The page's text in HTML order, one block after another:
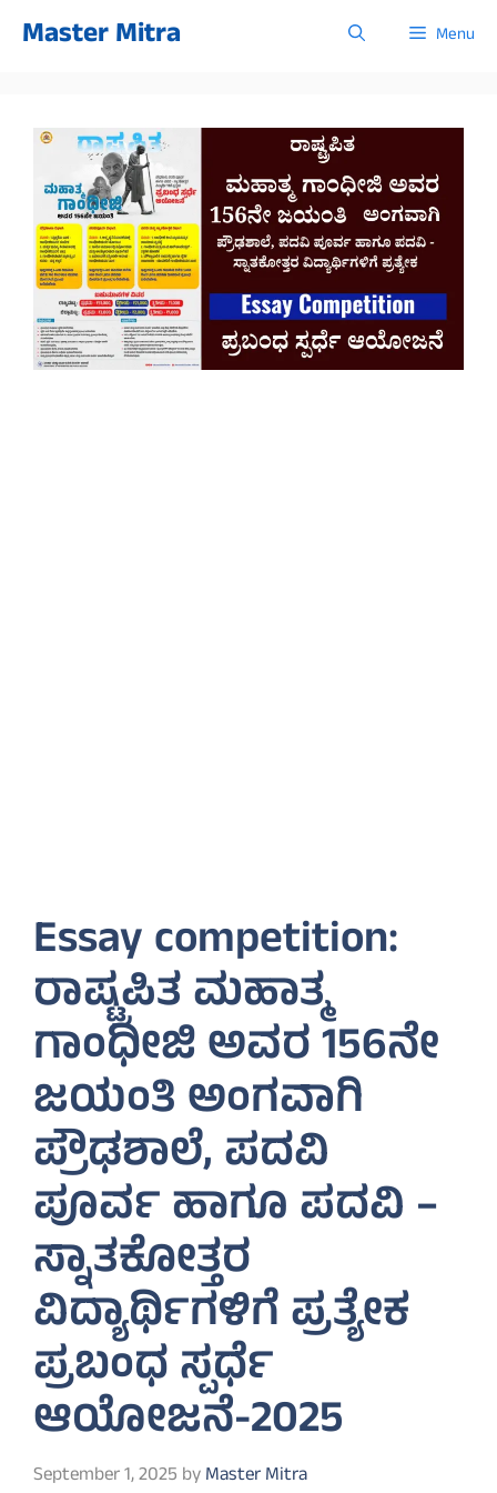
Master Mitra Menu
Essay competition:
ರಾಷ್ಟ್ರಪಿತ ಮಹಾತ್ಮ
ಗಾಂಧೀಜಿ ಅವರ 156ನೇ
ಜಯಂತಿ ಅಂಗವಾಗಿ
ಪ್ರೌಢಶಾಲೆ, ಪದವಿ
ಪೂರ್ವ ಹಾಗೂ ಪದವಿ –
ಸ್ನಾತಕೋತ್ತರ
ವಿದ್ಯಾರ್ಥಿಗಳಿಗೆ ಪ್ರತ್ಯೇಕ
ಪ್ರಬಂಧ ಸ್ಪರ್ಧೆ
ಆಯೋಜನೆ-2025
September 1, 2025 byMaster Mitra